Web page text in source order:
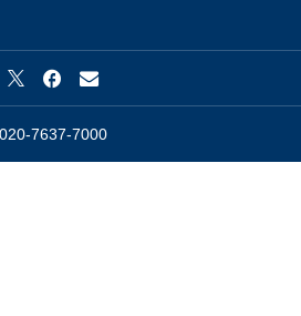
020-7637-7000